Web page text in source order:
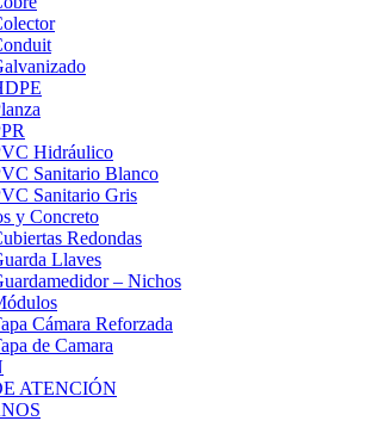
Hidráulico
Sanitario Blanco
Sanitario Gris
y Concreto
Redondas
Llaves
– Nichos
Cámara Reforzada
de Camara
ATENCIÓN